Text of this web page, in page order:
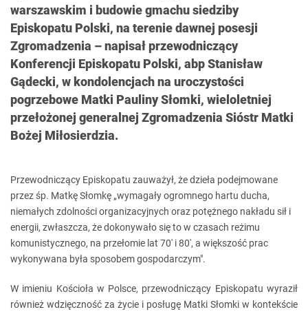
warszawskim i budowie gmachu siedziby
Episkopatu Polski, na terenie dawnej posesji
Zgromadzenia – napisał przewodniczący
Konferencji Episkopatu Polski, abp Stanisław
Gądecki, w kondolencjach na uroczystości
pogrzebowe Matki Pauliny Słomki, wieloletniej
przełożonej generalnej Zgromadzenia Sióstr Matki
Bożej Miłosierdzia.
Przewodniczący Episkopatu zauważył, że dzieła podejmowane
przez śp. Matkę Słomkę „wymagały ogromnego hartu ducha,
niemałych zdolności organizacyjnych oraz potężnego nakładu sił i
energii, zwłaszcza, że dokonywało się to w czasach reżimu
komunistycznego, na przełomie lat 70' i 80', a większość prac
wykonywana była sposobem gospodarczym".
W imieniu Kościoła w Polsce, przewodniczący Episkopatu wyraził
również wdzięczność za życie i posługę Matki Słomki w kontekście